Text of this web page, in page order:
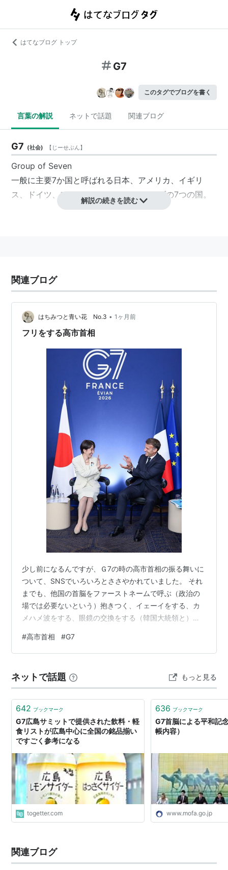
はてなブログ トップ
G7
このタグでブログを書く
言葉の解説 ネットで話題 関連ブログ
G7 (社会) 【 じーせぶん】
Group of Seven
一般に主要7か国と呼ばれる 日本、 アメリカ 、 イギリ
ス 、 ドイツ 、フランス、イタリア、カナダの7つの国。
解説の続きを読む
関連ブログ
はちみつと青い花 No.3 • 1ヶ月前
フリをする高市首相
少し前になるんですが、Ｇ7の時の高市首相の振る舞いに
ついて、SNSでいろいろとささやかれていました。 それ
までも、他国の首脳をファーストネームで呼ぶ（政治の
場では必要ないという）抱きつく、イェーイをする、カ
メハメ波をする、眼鏡の交換をする（韓国大統領と）な
いように昭和の女子がやっていた「しな」を作る、媚び
る、上目遣いをやっていると、海外経験豊かなある大学
い様子なのに、会話を自分で乗り切ろうとする。自国に
とって大切な交渉の場では正確に理解し、正確に相手に
伝えることが重要なのだが、通訳に頼ろうとし…
#高市首相 #G7
ネットで話題 もっと見る
642 ブックマーク
G7広島サミットで提供された飲料・軽
食リストが広島中心に全国の銘品揃い
ですごく参考になる
togetter.com
636 ブックマーク
G7首脳による平和記
帳内容）
www.mofa.go.jp
関連ブログ